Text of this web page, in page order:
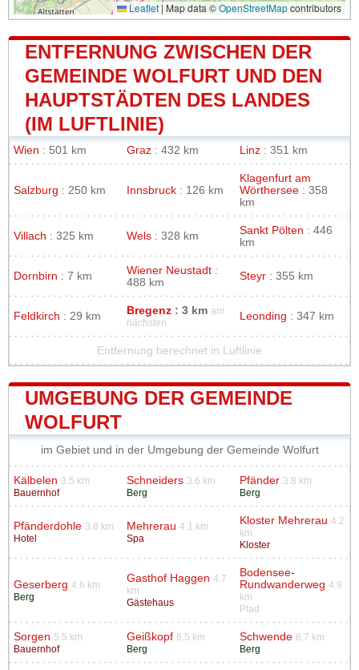
Leaflet | Map data ©OpenStreetMapcontributors
ENTFERNUNG ZWISCHEN DER
GEMEINDE WOLFURT UND DEN
HAUPTSTÄDTEN DES LANDES
(IM LUFTLINIE)
Wien : 501 km Graz : 432 km Linz : 351 km
Salzburg : 250 km Innsbruck : 126 km
Klagenfurt am
Wörthersee : 358
km
Villach : 325 km Wels : 328 km Sankt Pölten : 446
km
Dornbirn : 7 km Wiener Neustadt :
488 km
Steyr : 355 km
Feldkirch : 29 km Bregenz : 3 km am
nächsten
Leonding : 347 km
Entfernung berechnet in Luftlinie
UMGEBUNG DER GEMEINDE
WOLFURT
im Gebiet und in der Umgebung der Gemeinde Wolfurt
Kälbelen 3.5 km
Bauernhof
Schneiders 3.6 km
Berg
Pfänder 3.8 km
Berg
Pfänderdohle 3.8 km
Hotel
Mehrerau 4.1 km
Spa
Kloster Mehrerau 4.2
km
Kloster
Geserberg 4.6 km
Berg
Gasthof Haggen 4.7
km
Gästehaus
Bodensee-
Rundwanderweg 4.9
km
Pfad
Sorgen 5.5 km
Bauernhof
Geißkopf 6.5 km
Berg
Schwende 6.7 km
Berg